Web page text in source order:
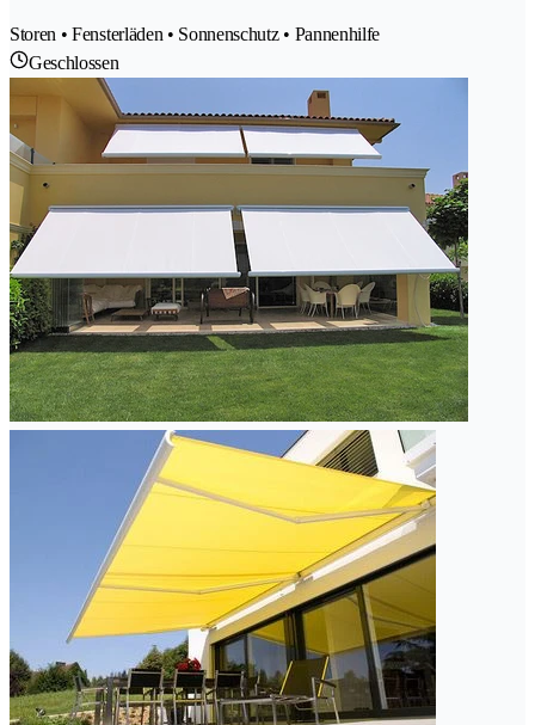
Storen • Fensterläden • Sonnenschutz • Pannenhilfe
Geschlossen